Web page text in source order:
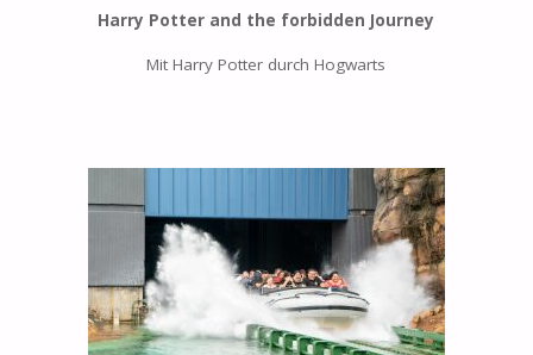
Harry Potter and the forbidden Journey
Mit Harry Potter durch Hogwarts